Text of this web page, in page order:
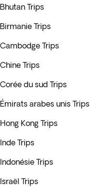
Bhutan Trips
Birmanie Trips
Cambodge Trips
Chine Trips
Corée du sud Trips
Émirats arabes unis Trips
Hong Kong Trips
Inde Trips
Indonésie Trips
Israël Trips